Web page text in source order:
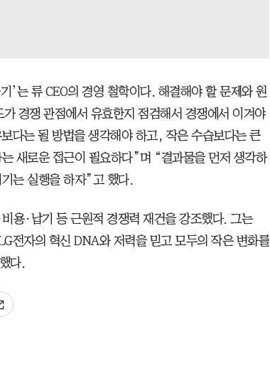
’는 류 CEO의 경영 철학이다. 해결해야 할 문제와 원
경쟁 관점에서 유효한지 점검해서 경쟁에서 이겨야
다는 될 방법을 생각해야 하고, 작은 수습보다는 큰
새로운 접근이 필요하다”며 “결과물을 먼저 생각하
는 실행을 하자”고 했다.
용·납기 등 근원적 경쟁력 재건을 강조했다. 그는
전자의 혁신 DNA와 저력을 믿고 모두의 작은 변화를
다.